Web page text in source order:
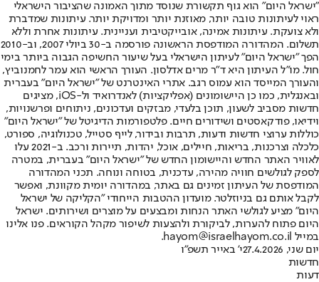
"ישראל היום" הוא גוף תקשורת שנוסד מתוך האמונה שהציבור הישראלי
ראוי לעיתונות טובה יותר, מאוזנת יותר ומדויקת יותר. עיתונות שמדברת
ולא צועקת. עיתונות אמינה, אובייקטיבית ועניינית. עיתונות אחרת וללא
תשלום. המהדורה המודפסת הראשונה פורסמה ב-30 ביולי 2007, וב-2010
הפך "ישראל היום" לעיתון הישראלי בעל שיעור החשיפה הגבוה ביותר בימי
חול. מו"ל העיתון היא ד"ר מרים אדלסון. העורך הראשי הוא עמר לחמנוביץ,
והעורך המייסד הוא עמוס רגב. אתרי האינטרנט של "ישראל היום" בעברית
ובאנגלית, כמו כן היישומונים (אפליקציות) לאנדרואיד ול-iOS, מציגים
חדשות מסביב לשעון, תוכן בלעדי, מבזקים ועדכונים, ניתוחים ופרשנויות,
וידיאו, פודקאסטים ושידורים חיים. פלטפורמות הדיגיטל של "ישראל היום"
כוללות ערוצי חדשות ודעות, תרבות ובידור, לייף סטייל, טכנולוגיה, ספורט,
כלכלה וצרכנות, בריאות, חיילים, אוכל, יהדות, תיירות ורכב. ב-2021 עלו
לאוויר האתר החדש והיישומון החדש של "ישראל היום" בעברית, במטרה
לספק לגולשים חוויה מהירה, עדכנית, בטוחה ונוחה. תכני המהדורה
המודפסת של העיתון זמינים גם באתר, במהדורה יומית מקוונת, ואפשר
לקבל אותם גם בניוזלטר. מועדון ההטבות הייחודי "הקליקה של ישראל
היום" מציע לגולשי האתר הנחות ומבצעים על מוצרים ושירותים. ישראל
היום פתוח להערות, לביקורת ולהצעות לשיפור מקהל הקוראים. פנו אלינו
במייל hayom@israelhayom.co.il.
יום שני, 27.4.2026
י' באייר תשפ"ו
חדשות
דעות